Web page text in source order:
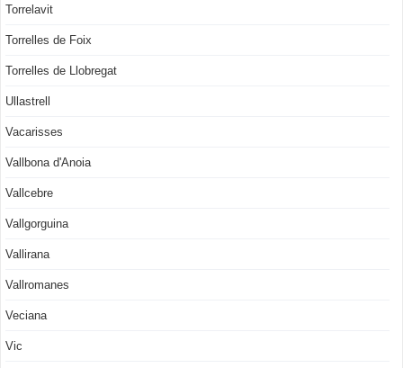
Torrelavit
Torrelles de Foix
Torrelles de Llobregat
Ullastrell
Vacarisses
Vallbona d'Anoia
Vallcebre
Vallgorguina
Vallirana
Vallromanes
Veciana
Vic